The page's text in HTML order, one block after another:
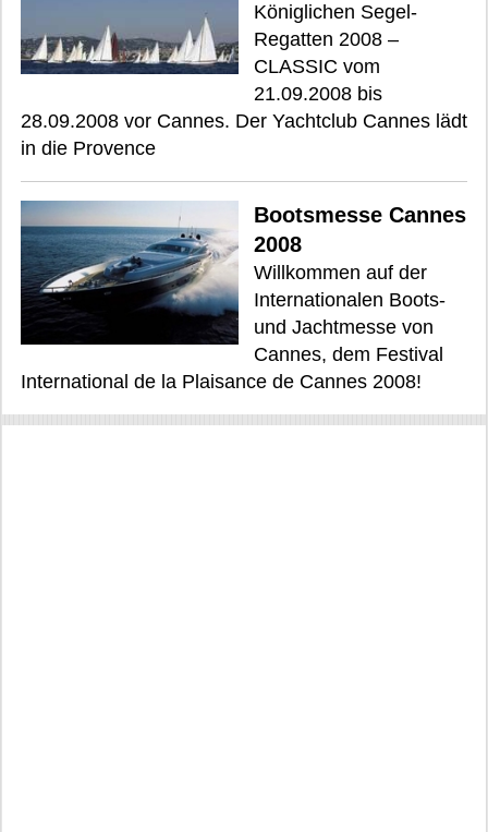
Königlichen Segel-
Regatten 2008 –
CLASSIC vom
21.09.2008 bis
28.09.2008 vor Cannes. Der Yachtclub Cannes lädt
in die Provence
Bootsmesse Cannes
2008
Willkommen auf der
Internationalen Boots-
und Jachtmesse von
Cannes, dem Festival
International de la Plaisance de Cannes 2008!